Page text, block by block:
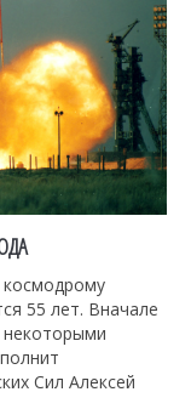
космодрому
55 лет. Вначале
Сил Алексей